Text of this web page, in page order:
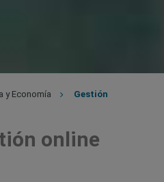
y Economía Gestión
online